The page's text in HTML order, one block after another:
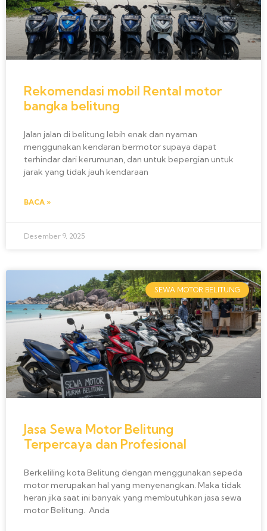
Rekomendasi mobil Rental motor
bangka belitung
Jalan jalan di belitung lebih enak dan nyaman
menggunakan kendaran bermotor supaya dapat
terhindar dari kerumunan, dan untuk bepergian untuk
jarak yang tidak jauh kendaraan
BACA »
Desember 9, 2025
SEWA MOTOR BELITUNG
Jasa Sewa Motor Belitung
Terpercaya dan Profesional
Berkeliling kota Belitung dengan menggunakan sepeda
motor merupakan hal yang menyenangkan. Maka tidak
heran jika saat ini banyak yang membutuhkan jasa sewa
motor Belitung. Anda